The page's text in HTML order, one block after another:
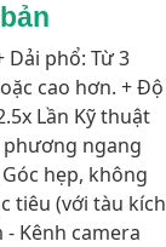
Dải phổ: Từ 3
cao hơn. + Độ
Lần Kỹ thuật
phương ngang
hẹp, không
tiêu (với tàu kích
Kênh camera